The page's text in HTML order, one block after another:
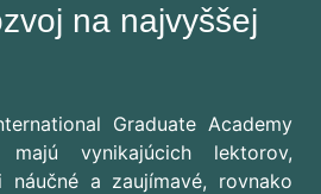
na najvyššej
Graduate Academy
vynikajúcich lektorov,
náučné a zaujímavé, rovnako